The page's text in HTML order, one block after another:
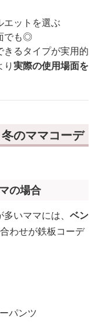
エットを選ぶ
でも◎
るタイプが実用的
実際の使用場面を
のママコーデ
の場合
いママには、 ベン
わせが鉄板コーデ
パンツ